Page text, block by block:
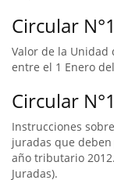
Circular
Valor de la Unidad
entre el 1 Enero
Circular
Instrucciones
juradas que
año tributario
Juradas).